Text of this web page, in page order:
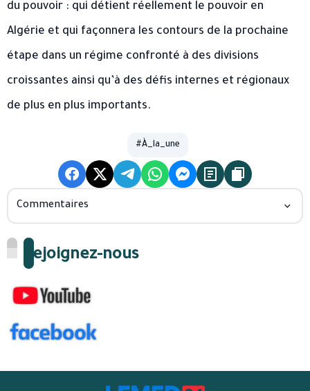
du pouvoir : qui détient réellement le pouvoir en
Algérie et qui façonnera les contours de la prochaine
étape dans un régime confronté à des divisions
croissantes ainsi qu’à des défis internes et régionaux
de plus en plus importants.
#À_la_une
Commentaires
Rejoignez-nous